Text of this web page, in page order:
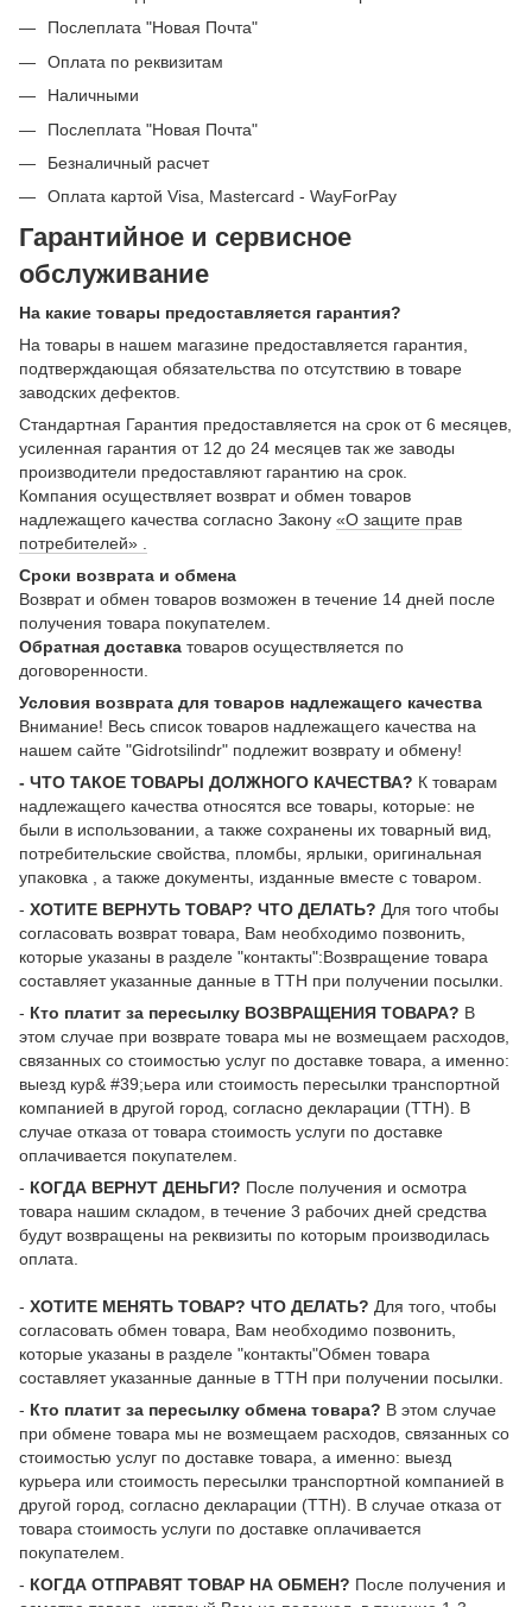
Послеплата "Новая Почта"
Оплата по реквизитам
Наличными
Послеплата "Новая Почта"
Безналичный расчет
Оплата картой Visa, Mastercard - WayForPay
Гарантийное и сервисное
обслуживание
На какие товары предоставляется гарантия?
На товары в нашем магазине предоставляется гарантия,
подтверждающая обязательства по отсутствию в товаре
заводских дефектов.
Стандартная Гарантия предоставляется на срок от 6 месяцев,
усиленная гарантия от 12 до 24 месяцев так же заводы
производители предоставляют гарантию на срок.
Компания осуществляет возврат и обмен товаров
надлежащего качества согласно Закону «О защите прав
потребителей» .
Сроки возврата и обмена
Возврат и обмен товаров возможен в течение 14 дней после
получения товара покупателем.
Обратная доставка товаров осуществляется по
договоренности.
Условия возврата для товаров надлежащего качества
Внимание! Весь список товаров надлежащего качества на
нашем сайте "Gidrotsilindr" подлежит возврату и обмену!
- ЧТО ТАКОЕ ТОВАРЫ ДОЛЖНОГО КАЧЕСТВА? К товарам
надлежащего качества относятся все товары, которые: не
были в использовании, а также сохранены их товарный вид,
потребительские свойства, пломбы, ярлыки, оригинальная
упаковка , а также документы, изданные вместе с товаром.
- ХОТИТЕ ВЕРНУТЬ ТОВАР? ЧТО ДЕЛАТЬ? Для того чтобы
согласовать возврат товара, Вам необходимо позвонить,
которые указаны в разделе "контакты":Возвращение товара
составляет указанные данные в ТТН при получении посылки.
- Кто платит за пересылку ВОЗВРАЩЕНИЯ ТОВАРА? В
этом случае при возврате товара мы не возмещаем расходов,
связанных со стоимостью услуг по доставке товара, а именно:
выезд кур& #39;ьера или стоимость пересылки транспортной
компанией в другой город, согласно декларации (ТТН). В
случае отказа от товара стоимость услуги по доставке
оплачивается покупателем.
- КОГДА ВЕРНУТ ДЕНЬГИ? После получения и осмотра
товара нашим складом, в течение 3 рабочих дней средства
будут возвращены на реквизиты по которым производилась
оплата.
- ХОТИТЕ МЕНЯТЬ ТОВАР? ЧТО ДЕЛАТЬ? Для того, чтобы
согласовать обмен товара, Вам необходимо позвонить,
которые указаны в разделе "контакты"Обмен товара
составляет указанные данные в ТТН при получении посылки.
- Кто платит за пересылку обмена товара? В этом случае
при обмене товара мы не возмещаем расходов, связанных со
стоимостью услуг по доставке товара, а именно: выезд
курьера или стоимость пересылки транспортной компанией в
другой город, согласно декларации (ТТН). В случае отказа от
товара стоимость услуги по доставке оплачивается
покупателем.
- КОГДА ОТПРАВЯТ ТОВАР НА ОБМЕН? После получения и